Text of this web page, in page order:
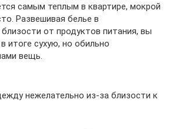
самым теплым в квартире, мокрой
Развешивая белье в
от продуктов питания, вы
итоге сухую, но обильно
вещь.
нежелательно из-за близости к